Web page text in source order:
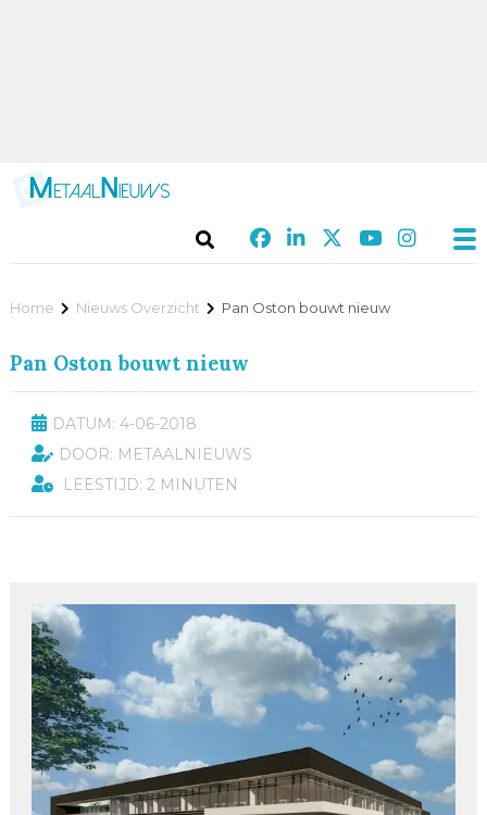
Home Nieuws Overzicht Pan Oston bouwt nieuw
Pan Oston bouwt nieuw
DATUM: 4-06-2018
DOOR: METAALNIEUWS
LEESTIJD: 2 MINUTEN